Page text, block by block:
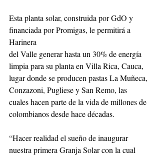
Esta planta solar, construida por GdO y
financiada por Promigas, le permitirá a
Harinera
del Valle generar hasta un 30% de energía
limpia para su planta en Villa Rica, Cauca,
lugar donde se producen pastas La Muñeca,
Conzazoni, Pugliese y San Remo, las
cuales hacen parte de la vida de millones de
colombianos desde hace décadas.
“Hacer realidad el sueño de inaugurar
nuestra primera Granja Solar con la cual